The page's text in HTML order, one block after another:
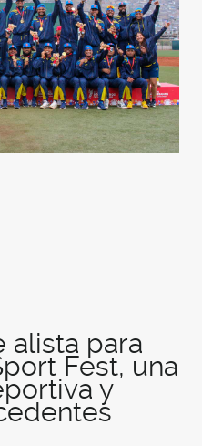
alista para
Fest, una
y